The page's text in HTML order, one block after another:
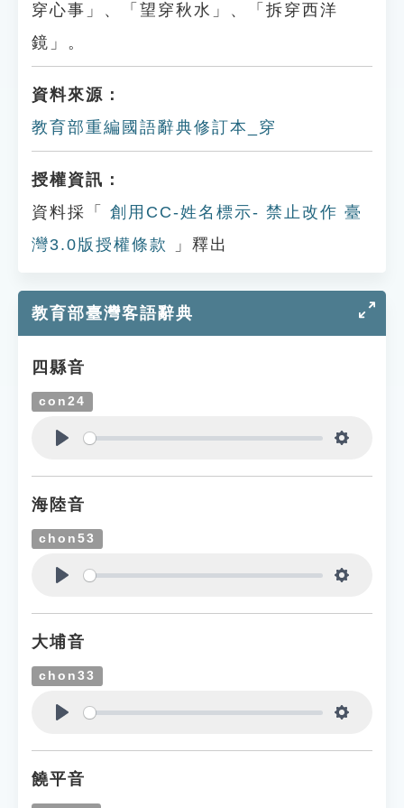
穿心事」、「望穿秋水」、「拆穿西洋
鏡」。
資料來源：
教育部重編國語辭典修訂本_穿
授權資訊：
資料採「
創用CC-姓名標示- 禁止改作 臺
灣3.0版授權條款
」釋出
教育部臺灣客語辭典
四縣音
con24
海陸音
chon53
大埔音
chon33
饒平音